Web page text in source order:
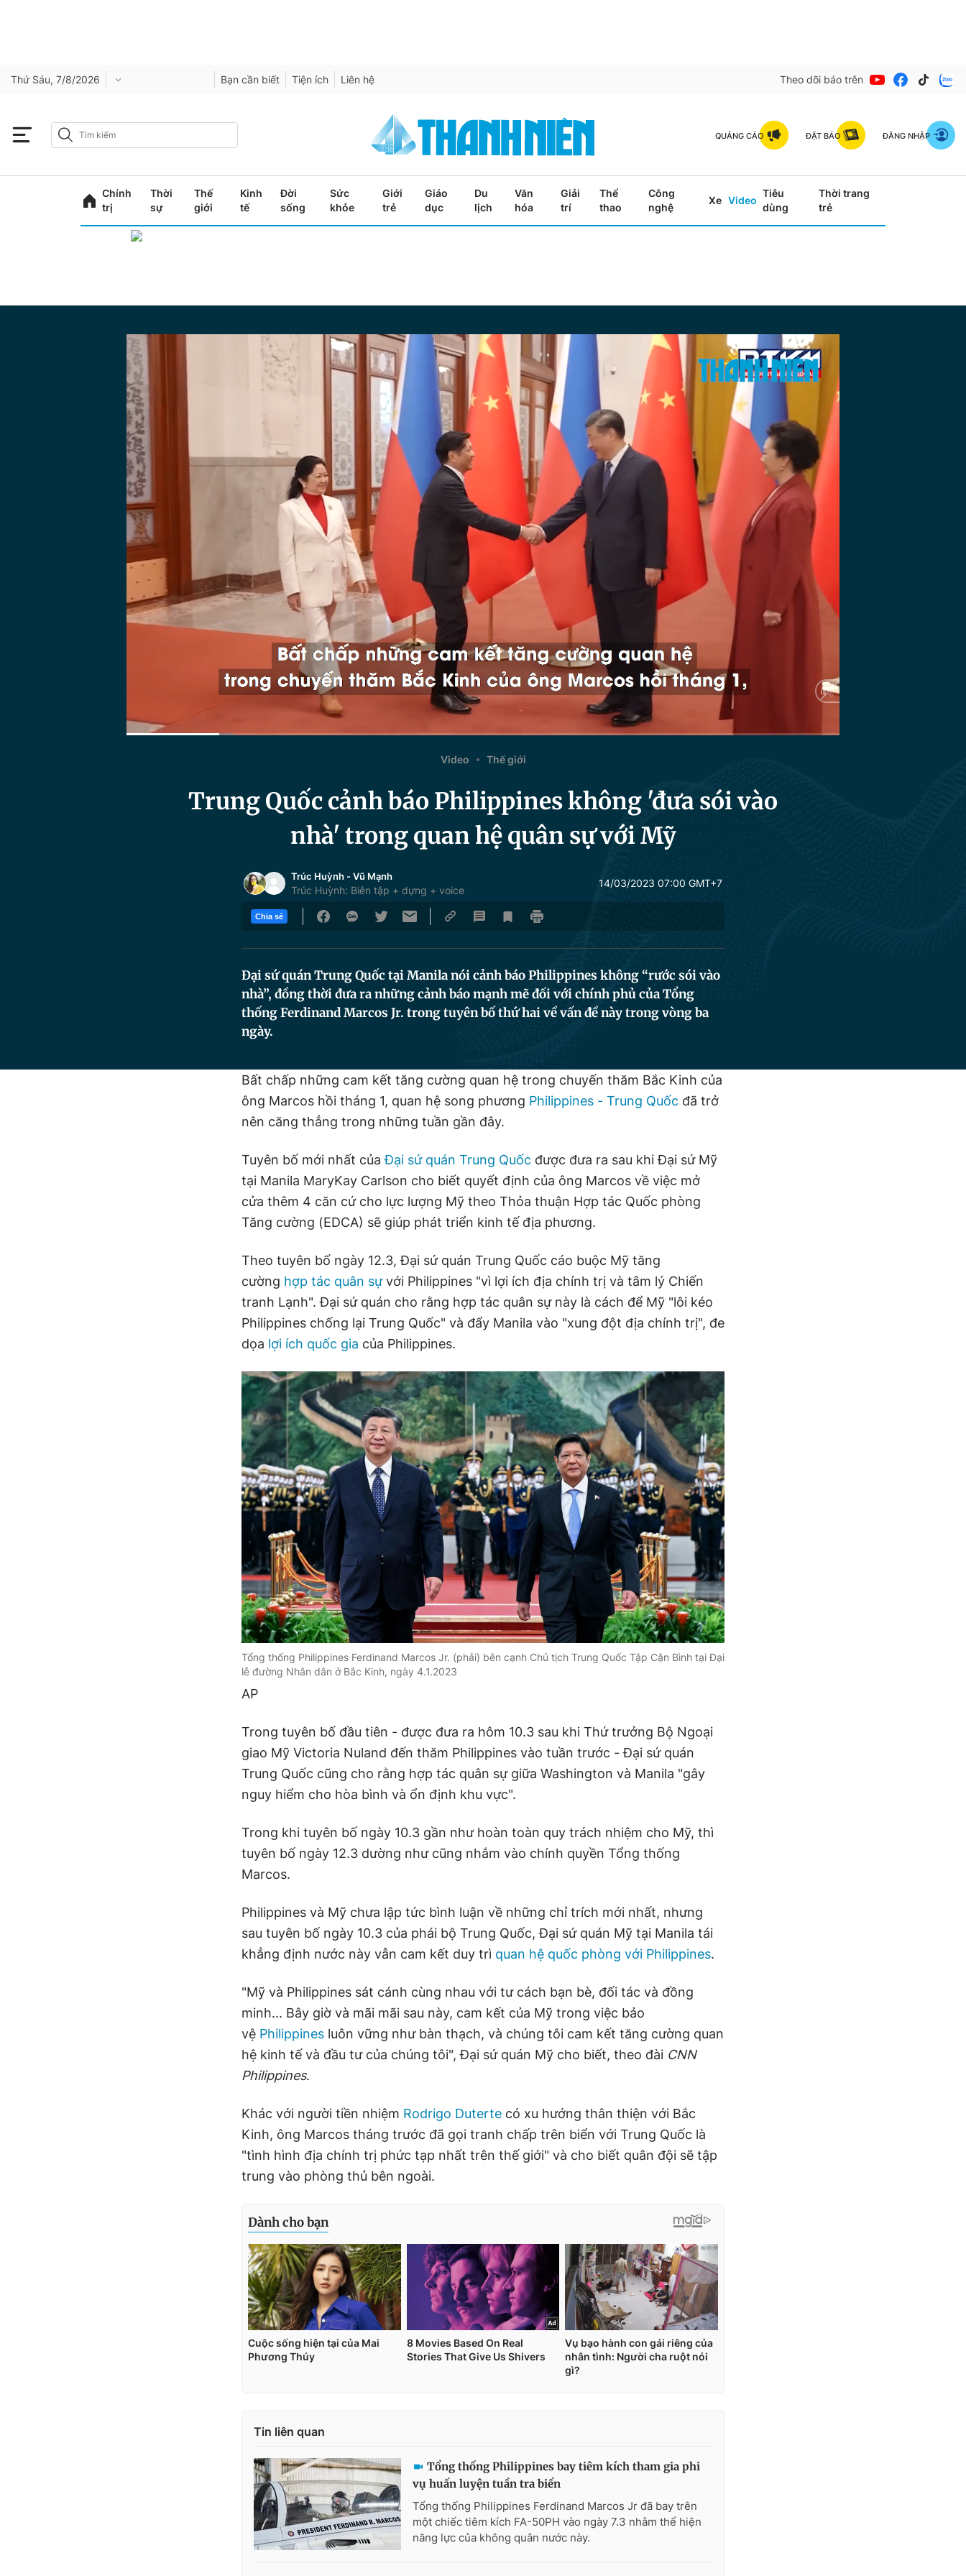
Thứ Sáu, 7/8/2026 Bạn cần biết Tiện ích Liên hệ Theo dõi báo trên
QUẢNG CÁO ĐẶT BÁO ĐĂNG NHẬP
Chính
trị
Thời
sự
Thế
giới
Kinh
tế
Đời
sống
Sức
khỏe
Giới
trẻ
Giáo
dục
Du
lịch
Văn
hóa
Giải
trí
Thể
thao
Công
nghệ
Xe Video
Tiêu
dùng
Thời trang
trẻ
Video Thế giới
Trung Quốc cảnh báo Philippines không 'đưa sói vào
nhà' trong quan hệ quân sự với Mỹ
Trúc Huỳnh -Vũ Mạnh
Trúc Huỳnh: Biên tập + dựng + voice
14/03/2023 07:00 GMT+7
Chia sẻ
Đại sứ quán Trung Quốc tại Manila nói cảnh báo Philippines không “rước sói vào
nhà”, đồng thời đưa ra những cảnh báo mạnh mẽ đối với chính phủ của Tổng
thống Ferdinand Marcos Jr. trong tuyên bố thứ hai về vấn đề này trong vòng ba
ngày.
Bất chấp những cam kết tăng cường quan hệ trong chuyến thăm Bắc Kinh của
ông Marcos hồi tháng 1, quan hệ song phương Philippines - Trung Quốc đã trở
nên căng thẳng trong những tuần gần đây.
Tuyên bố mới nhất củaĐại sứ quán Trung Quốc được đưa ra sau khi Đại sứ Mỹ
tại Manila MaryKay Carlson cho biết quyết định của ông Marcos về việc mở
cửa thêm 4 căn cứ cho lực lượng Mỹ theo Thỏa thuận Hợp tác Quốc phòng
Tăng cường (EDCA) sẽ giúp phát triển kinh tế địa phương.
Theo tuyên bố ngày 12.3, Đại sứ quán Trung Quốc cáo buộc Mỹ tăng
cường hợp tác quân sựvới Philippines "vì lợi ích địa chính trị và tâm lý Chiến
tranh Lạnh". Đại sứ quán cho rằng hợp tác quân sự này là cách để Mỹ "lôi kéo
Philippines chống lại Trung Quốc" và đẩy Manila vào "xung đột địa chính trị", đe
dọa lợi ích quốc gia của Philippines.
Tổng thống Philippines Ferdinand Marcos Jr. (phải) bên cạnh Chủ tịch Trung Quốc Tập Cận Bình tại Đại
lễ đường Nhân dân ở Bắc Kinh, ngày 4.1.2023
AP
Trong tuyên bố đầu tiên - được đưa ra hôm 10.3 sau khi Thứ trưởng Bộ Ngoại
giao Mỹ Victoria Nuland đến thăm Philippines vào tuần trước - Đại sứ quán
Trung Quốc cũng cho rằng hợp tác quân sự giữa Washington và Manila "gây
nguy hiểm cho hòa bình và ổn định khu vực".
Trong khi tuyên bố ngày 10.3 gần như hoàn toàn quy trách nhiệm cho Mỹ, thì
tuyên bố ngày 12.3 dường như cũng nhắm vào chính quyền Tổng thống
Marcos.
Philippines và Mỹ chưa lập tức bình luận về những chỉ trích mới nhất, nhưng
sau tuyên bố ngày 10.3 của phái bộ Trung Quốc, Đại sứ quán Mỹ tại Manila tái
khẳng định nước này vẫn cam kết duy trì quan hệ quốc phòng với Philippines.
"Mỹ và Philippines sát cánh cùng nhau với tư cách bạn bè, đối tác và đồng
minh... Bây giờ và mãi mãi sau này, cam kết của Mỹ trong việc bảo
vệ Philippines luôn vững như bàn thạch, và chúng tôi cam kết tăng cường quan
hệ kinh tế và đầu tư của chúng tôi", Đại sứ quán Mỹ cho biết, theo đài CNN
Philippines.
Khác với người tiền nhiệm Rodrigo Duterte có xu hướng thân thiện với Bắc
Kinh, ông Marcos tháng trước đã gọi tranh chấp trên biển với Trung Quốc là
"tình hình địa chính trị phức tạp nhất trên thế giới" và cho biết quân đội sẽ tập
trung vào phòng thủ bên ngoài.
Tin liên quan
Tổng thống Philippines bay tiêm kích tham gia phi
vụ huấn luyện tuần tra biển
Tổng thống Philippines Ferdinand Marcos Jr đã bay trên
một chiếc tiêm kích FA-50PH vào ngày 7.3 nhằm thể hiện
năng lực của không quân nước này.